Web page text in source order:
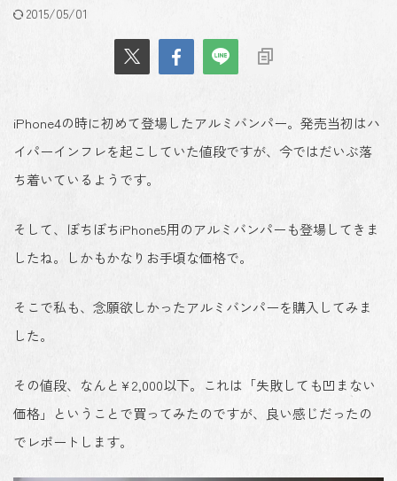
2015/05/01
iPhone4の時に初めて登場したアルミバンパー。発売当初はハ
イパーインフレを起こしていた値段ですが、今ではだいぶ落
ち着いているようです。
そして、ぼちぼちiPhone5用のアルミバンパーも登場してきま
したね。しかもかなりお手頃な価格で。
そこで私も、念願欲しかったアルミバンパーを購入してみま
した。
その値段、なんと¥2,000以下。これは「失敗しても凹まない
価格」ということで買ってみたのですが、良い感じだったの
でレポートします。